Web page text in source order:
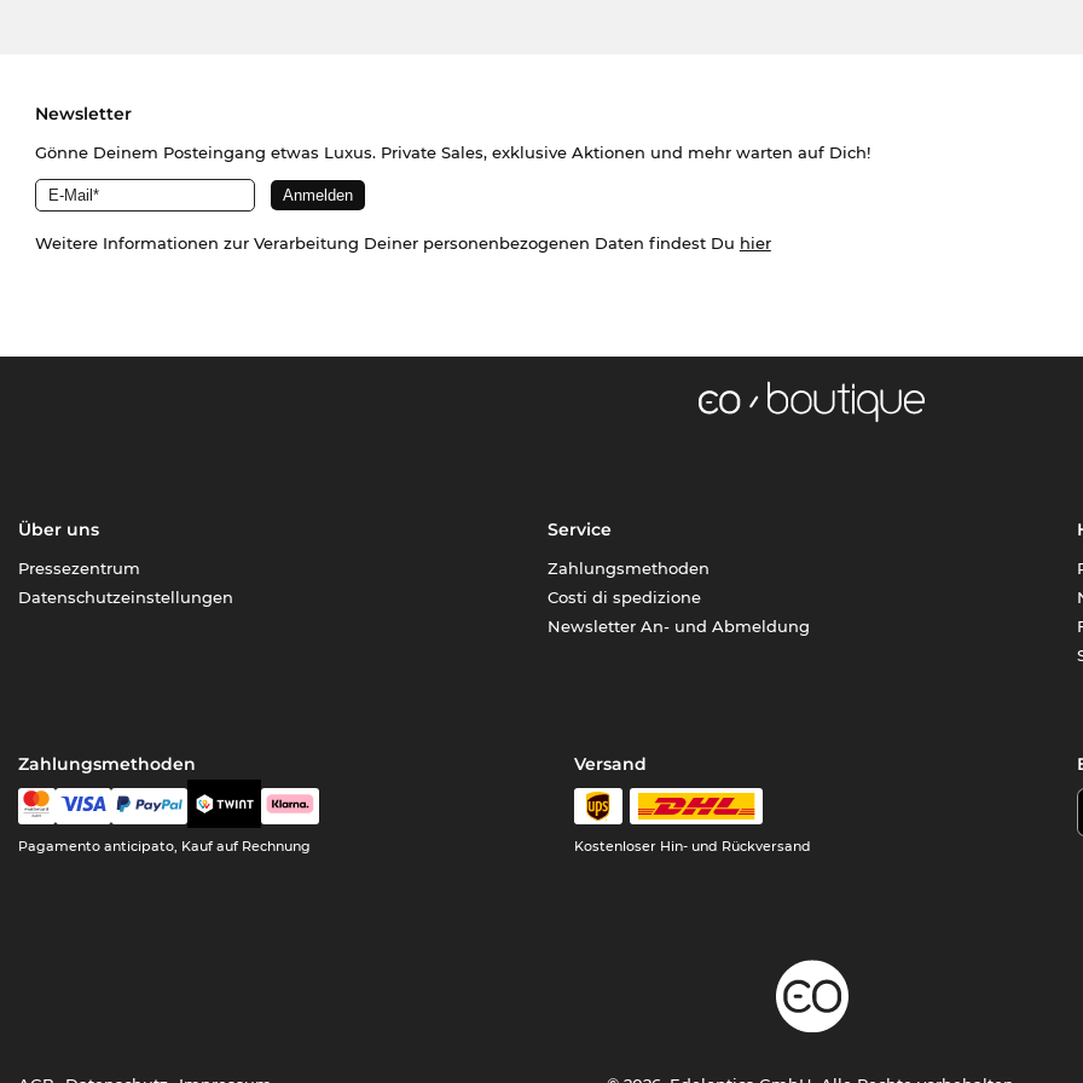
Newsletter
Gönne Deinem Posteingang etwas Luxus. Private Sales, exklusive Aktionen und mehr warten auf Dich!
Weitere Informationen zur Verarbeitung Deiner personenbezogenen Daten findest Du hier
Über uns
Pressezentrum
Datenschutzeinstellungen
Service
Zahlungsmethoden
Costi di spedizione
Newsletter An- und Abmeldung
Zahlungsmethoden
Pagamento anticipato, Kauf auf Rechnung
Versand
Kostenloser Hin- und Rückversand